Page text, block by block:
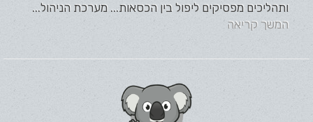
ותהליכים מפסיקים ליפול בין הכסאות... מערכת הניהול...
המשך קריאה